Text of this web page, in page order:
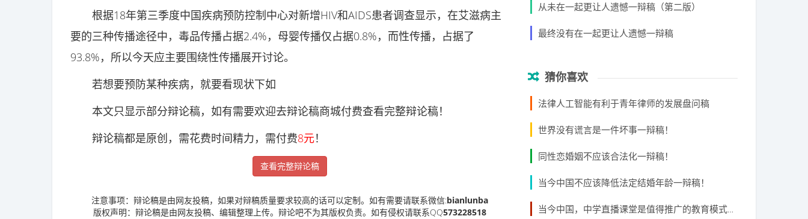
根据18年第三季度中国疾病预防控制中心对新增HIV和AIDS患者调查显示，在艾滋病主
要的三种传播途径中，毒品传播占据2.4%，母婴传播仅占据0.8%，而性传播，占据了
93.8%，所以今天应主要围绕性传播展开讨论。
若想要预防某种疾病，就要看现状下如
本文只显示部分辩论稿，如有需要欢迎去辩论稿商城付费查看完整辩论稿！
辩论稿都是原创，需花费时间精力，需付费8元！
查看完整辩论稿
注意事项：辩论稿是由网友投稿，如果对辩稿质量要求较高的话可以定制。如有需要请联系微信:bianlunba
版权声明：辩论稿是由网友投稿、编辑整理上传。辩论吧不为其版权负责。如有侵权请联系QQ573228518
从未在一起更让人遗憾一辩稿（第二版）
最终没有在一起更让人遗憾一辩稿
猜你喜欢
法律人工智能有利于青年律师的发展盘问稿
世界没有谎言是一件坏事一辩稿！
同性恋婚姻不应该合法化一辩稿！
当今中国不应该降低法定结婚年龄一辩稿！
当今中国，中学直播课堂是值得推广的教育模式一辩稿！